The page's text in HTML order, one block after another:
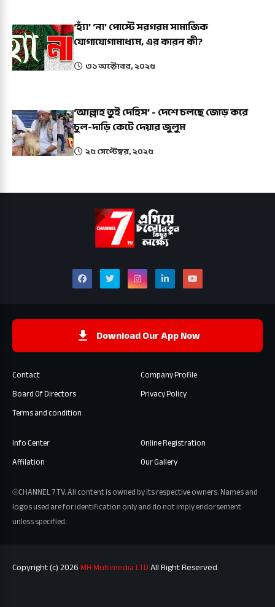
‘হ্যাঁ’ ‘না’ পোস্টে সরগরম সামাজিক
যোগাযোগামাধ্যম, এর কারন কী?
৩১ অক্টোবর, ২০২৫
‘আল্লাহ তুই দেহিস’ - দেশে চলছে জোড় করে
চুল-দাড়ি কেটে দেয়ার জুলুম
২৫ সেপ্টেম্বর, ২০২৫
Download Our App Now
Contact
Company Profile
Board Of Directors
Privacy Policy
Terms and condition
Info Center
Online Registration
Affilation
Our Gallery
⦾CHANNEL 7 TV. All content is owned by its respective owners. Names and
logos used are for identification only and do not imply endorsement
unless specified.
Copyright (c) 2026MH Multimedia LTDAll Right Reserved